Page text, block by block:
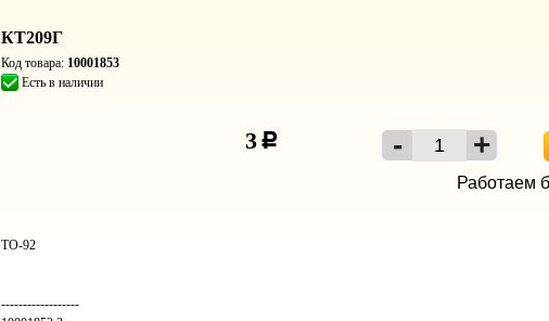
КТ209Г
Код товара: 10001853
Есть в наличии
3 c
Работаем
TO-92
------------------